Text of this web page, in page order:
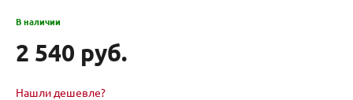
В наличии
2 540 руб.
Нашли дешевле?